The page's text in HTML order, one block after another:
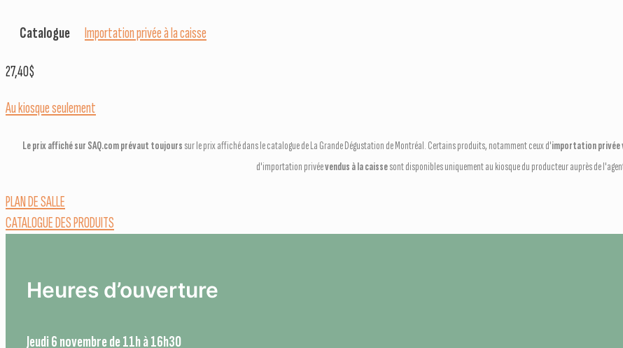
Catalogue Importation privée à la caisse
27,40$
Au kiosque seulement
Le prix affiché sur SAQ.com prévaut toujours sur le prix affiché dans le catalogue de La Grande Dégustation de Montréal. Certains produits, notamment ceux d'importation privée
d'importation privéevendus à la caissesont disponibles uniquement au kiosque du producteur auprès de
PLAN DE SALLE
CATALOGUE DES PRODUITS
Heures d’ouverture
Jeudi 6 novembre de 11h à 16h30